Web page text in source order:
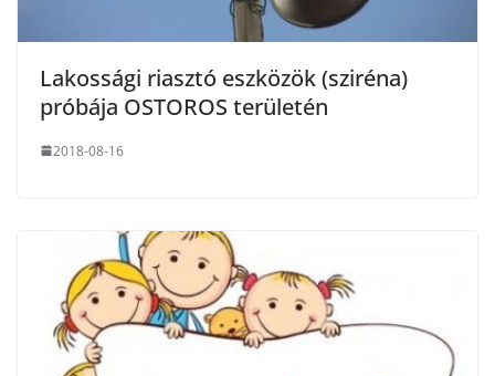
Lakossági riasztó eszközök (sziréna)
próbája OSTOROS területén
2018-08-16